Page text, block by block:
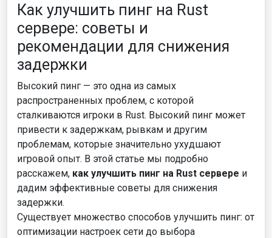
Как улучшить пинг на Rust
сервере: советы и
рекомендации для снижения
задержки
Высокий пинг — это одна из самых
распространенных проблем, с которой
сталкиваются игроки в Rust. Высокий пинг может
привести к задержкам, рывкам и другим
проблемам, которые значительно ухудшают
игровой опыт. В этой статье мы подробно
расскажем, как улучшить пинг на Rust сервере и
дадим эффективные советы для снижения
задержки.
Существует множество способов улучшить пинг: от
оптимизации настроек сети до выбора